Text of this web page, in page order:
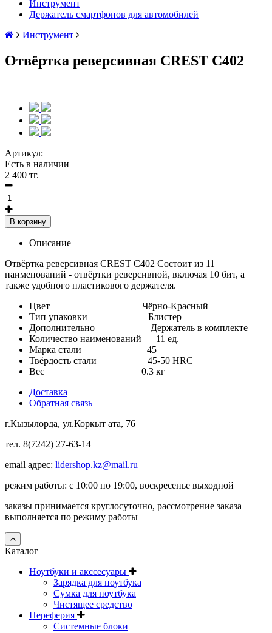
Инструмент
Держатель смартфонов для автомобилей
Инструмент
Отвёртка реверсивная CREST C402
Артикул:
Есть в наличии
2 400 тг.
В корзину
Описание
Отвёртка реверсивная CREST C402 Состоит из 11
наименований - отвёртки реверсивной, включая 10 бит, а
также удобного пластикового держателя.
Цвет Чёрно-Красный
Тип упаковки Блистер
Дополнительно Держатель в комплекте
Количество наименований 11 ед.
Марка стали 45
Твёрдость стали 45-50 HRC
Вес 0.3 кг
Доставка
Обратная связь
г.Кызылорда, ул.Коркыт ата, 76
тел. 8(7242) 27-63-14
email адрес: lidershop.kz@mail.ru
режим работы: с 10:00 по 19:00, воскресенье выходной
заказы принимается круглосуточно, рассмотрение заказа
выполняется по режиму работы
Каталог
Ноутбуки и акссесуары
Зарядка для ноутбука
Сумка для ноутбука
Чистящее средство
Переферия
Системные блоки